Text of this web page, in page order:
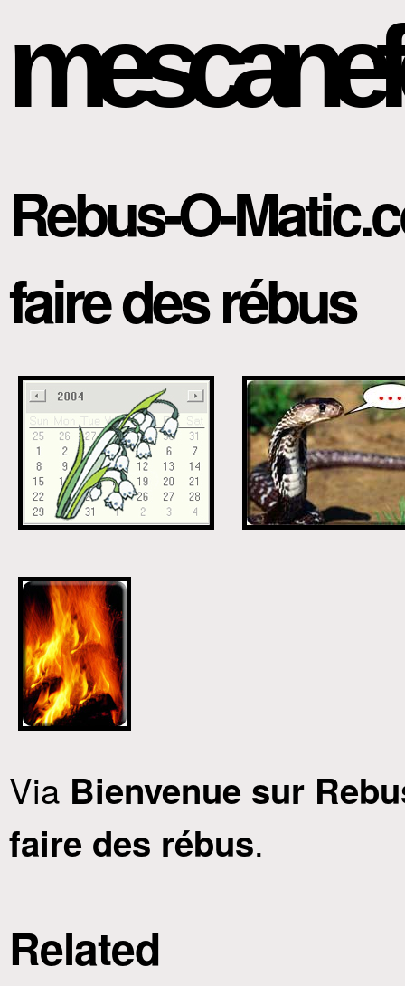
Rebus-O-
faire des rébus
Via Bienvenue sur
faire des rébus.
Related